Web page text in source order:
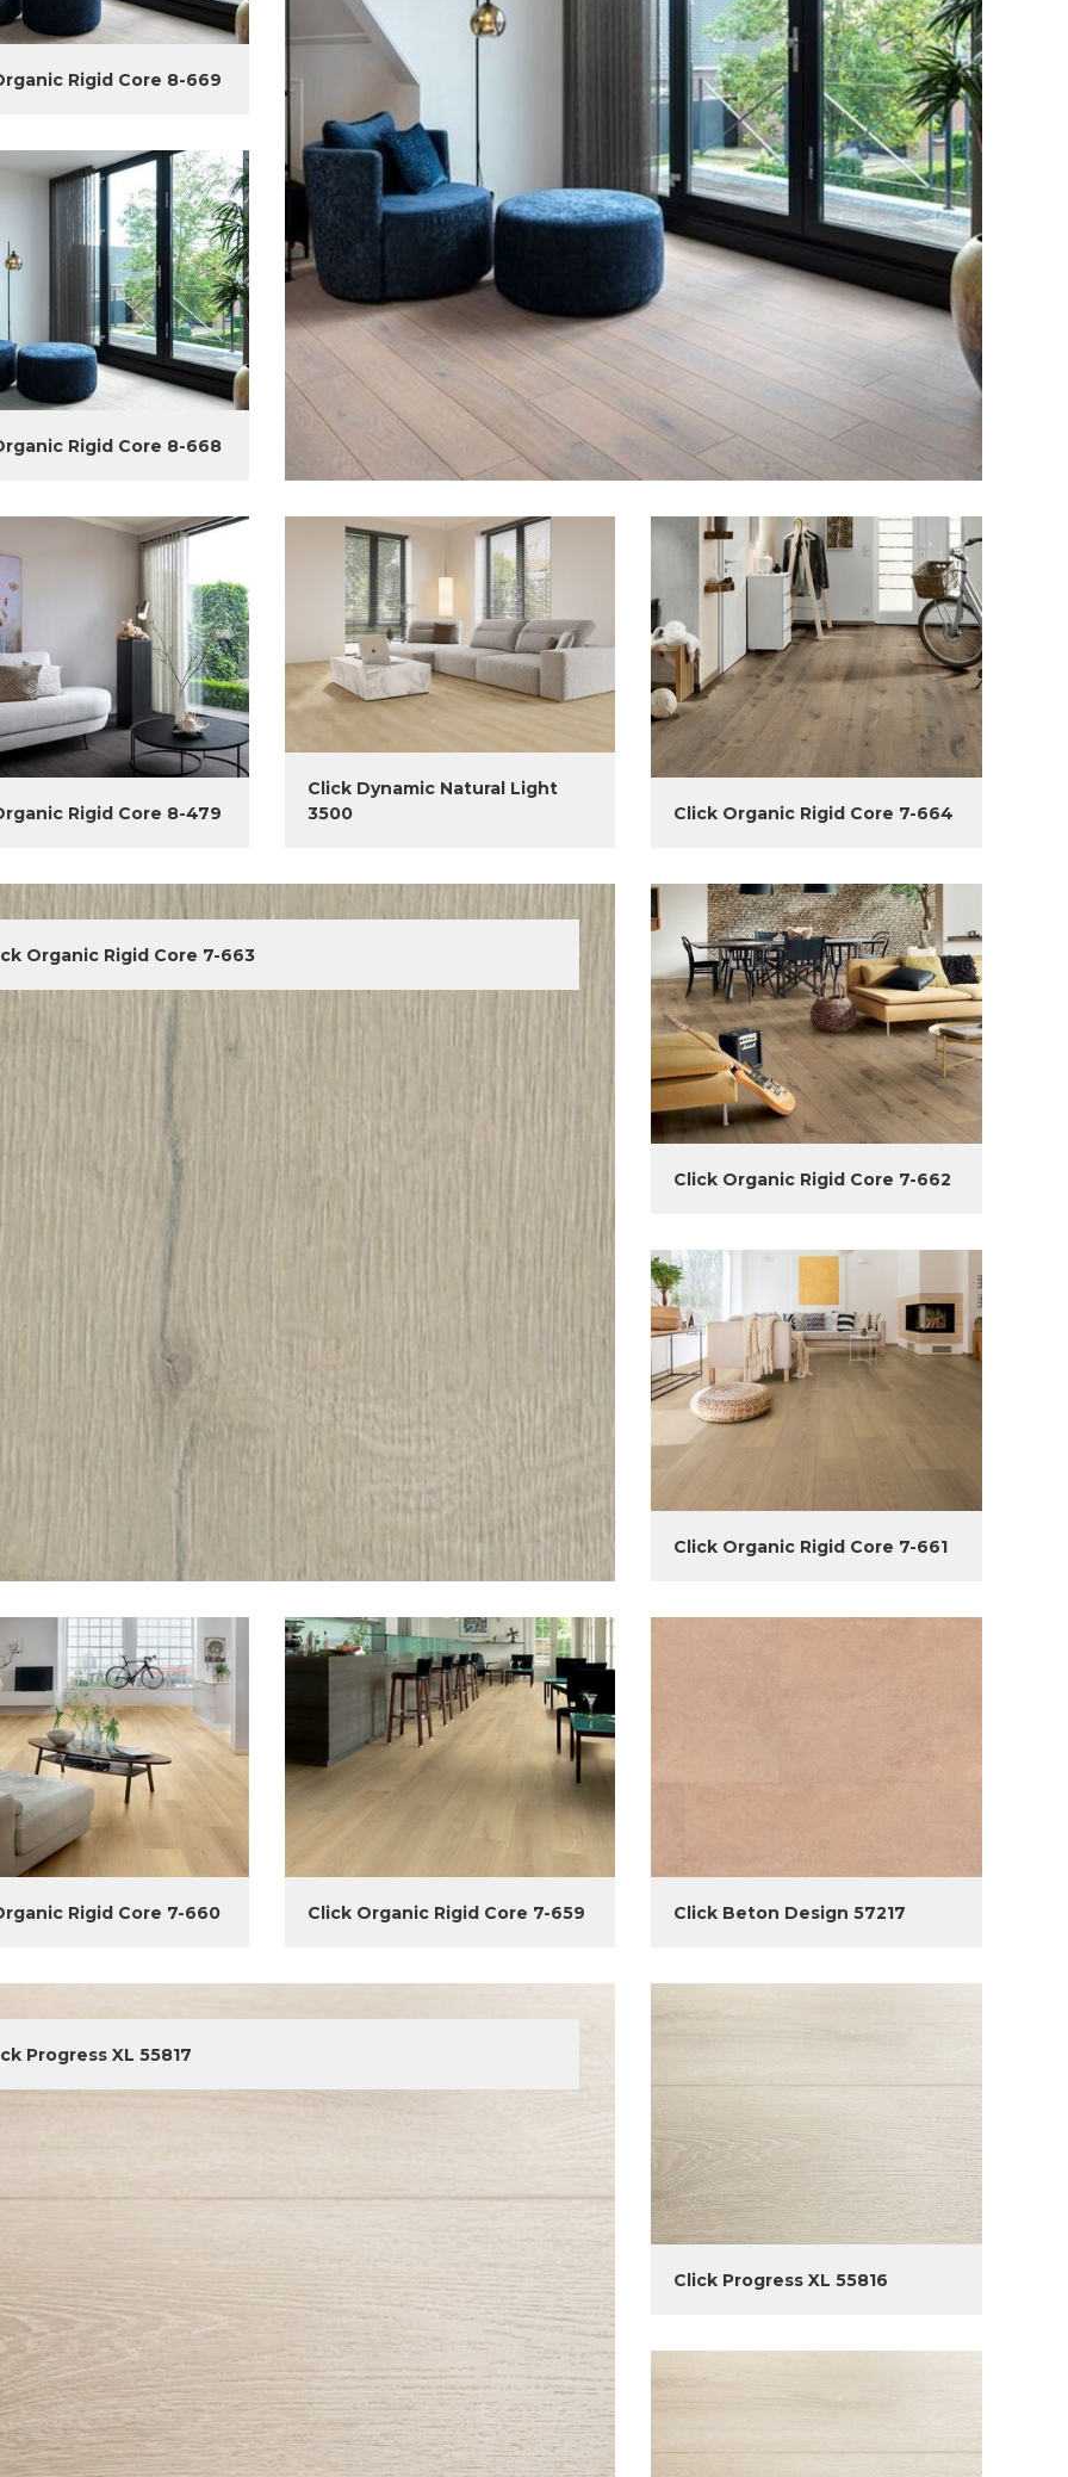
Rigid Core 8-669
Rigid Core 8-668
Rigid Core 8-479
Click Dynamic Natural Light
3500
Click Organic Rigid Core 7-664
Organic Rigid Core 7-663
Click Organic Rigid Core 7-662
Click Organic Rigid Core 7-661
Rigid Core 7-660 Click Organic Rigid Core 7-659 Click Beton Design 57217
Progress XL 55817
Click Progress XL 55816